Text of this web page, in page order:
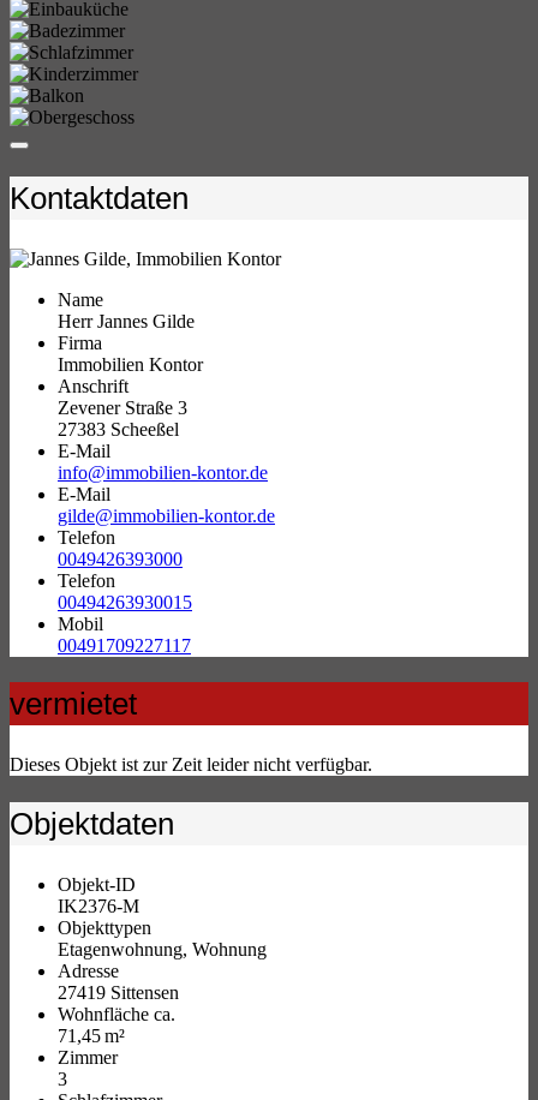
Kontaktdaten
Name
Herr Jannes Gilde
Firma
Immobilien Kontor
Anschrift
Zevener Straße 3
27383 Scheeßel
E-Mail
info@immobilien-kontor.de
E-Mail
gilde@immobilien-kontor.de
Telefon
0049426393000
Telefon
00494263930015
Mobil
00491709227117
vermietet
Dieses Objekt ist zur Zeit leider nicht verfügbar.
Objektdaten
Objekt-ID
IK2376-M
Objekttypen
Etagenwohnung, Wohnung
Adresse
27419 Sittensen
Wohnfläche ca.
71,45 m²
Zimmer
3